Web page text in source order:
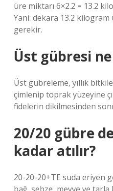
üre miktarı 6×2.2 = 13.2
Yani: dekara 13.2
gerekir.
Üst gübresi
Üst gübreleme, yıllık
çimlenip toprak yüzeyine
fidelerin dikilmesinden
20/20 gübre
kadar atılır?
20-20-20+TE suda eriyen